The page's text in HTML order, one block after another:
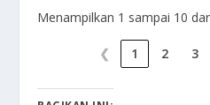
Menampilkan 1 sampai 10
❮ 1 2 3